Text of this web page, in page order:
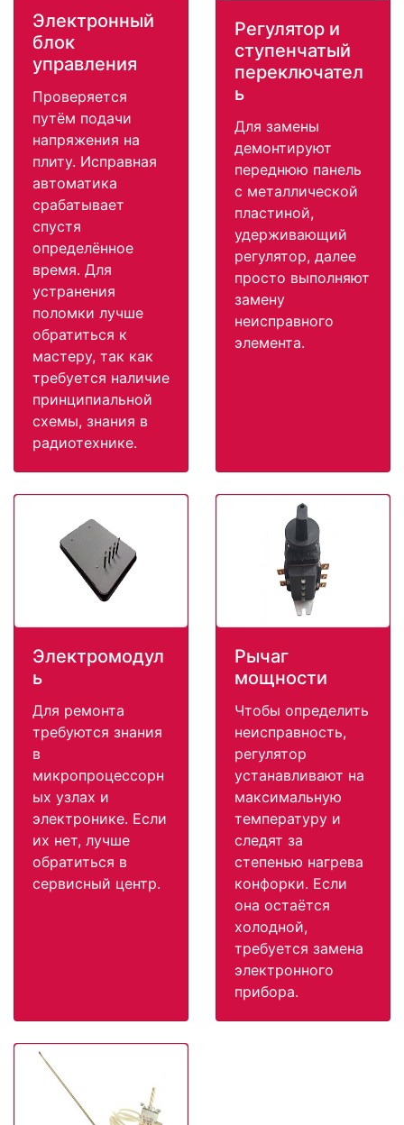
Электронный
блок
управления
Проверяется
путём подачи
напряжения на
плиту. Исправная
автоматика
срабатывает
спустя
определённое
время. Для
устранения
поломки лучше
обратиться к
мастеру, так как
требуется наличие
принципиальной
схемы, знания в
радиотехнике.
Регулятор и
ступенчатый
переключател
ь
Для замены
демонтируют
переднюю панель
с металлической
пластиной,
удерживающий
регулятор, далее
просто выполняют
замену
неисправного
элемента.
Электромодул
ь
Для ремонта
требуются знания
в
микропроцессорн
ых узлах и
электронике. Если
их нет, лучше
обратиться в
сервисный центр.
Рычаг
мощности
Чтобы определить
неисправность,
регулятор
устанавливают на
максимальную
температуру и
следят за
степенью нагрева
конфорки. Если
она остаётся
холодной,
требуется замена
электронного
прибора.